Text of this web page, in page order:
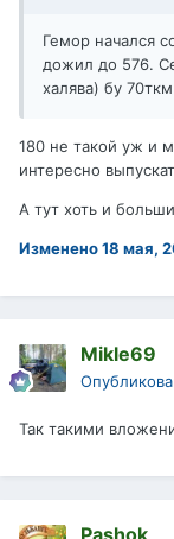
Гемор начался
дожил до 576.
халява) бу
180 не такой уж и
интересно
А тут хоть и
Изменено18 мая,
Mikle69
Так такими